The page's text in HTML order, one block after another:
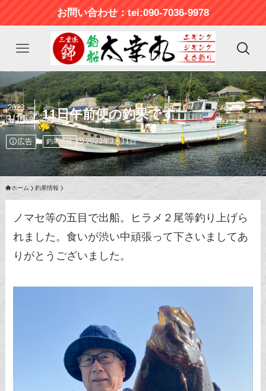
お問い合わせ：tei:090-7036-9978
11日午前便の釣果です
2023
3/11
広告 釣果情報 2023年3月11日
ホーム 釣果情報
ノマセ等の五目で出船。ヒラメ２尾等釣り上げら
れました。食いが渋い中頑張って下さいましてあ
りがとうございました。